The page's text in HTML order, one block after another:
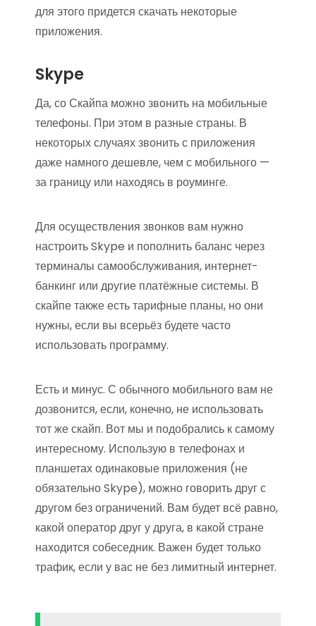
для этого придется скачать некоторые
приложения.
Skype
Да, со Скайпа можно звонить на мобильные
телефоны. При этом в разные страны. В
некоторых случаях звонить с приложения
даже намного дешевле, чем с мобильного —
за границу или находясь в роуминге.
Для осуществления звонков вам нужно
настроить Skype и пополнить баланс через
терминалы самообслуживания, интернет-
банкинг или другие платёжные системы. В
скайпе также есть тарифные планы, но они
нужны, если вы всерьёз будете часто
использовать программу.
Есть и минус. С обычного мобильного вам не
дозвонится, если, конечно, не использовать
тот же скайп. Вот мы и подобрались к самому
интересному. Использую в телефонах и
планшетах одинаковые приложения (не
обязательно Skype), можно говорить друг с
другом без ограничений. Вам будет всё равно,
какой оператор друг у друга, в какой стране
находится собеседник. Важен будет только
трафик, если у вас не без лимитный интернет.